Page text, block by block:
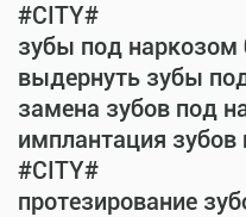
#CITY#
зубы под наркозом
выдернуть зубы
замена зубов под
имплантация
#CITY#
протезирование